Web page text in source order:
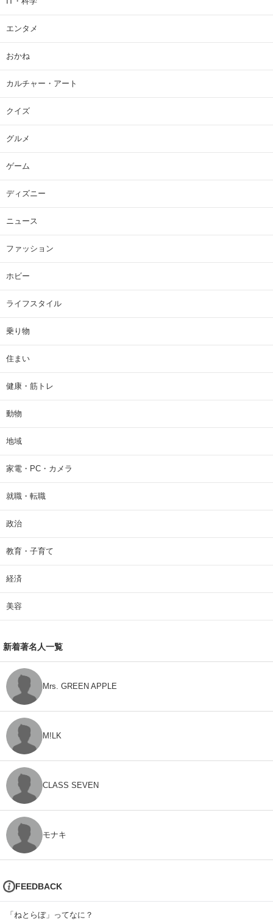
エンタメ
おかね
カルチャー・アート
クイズ
グルメ
ゲーム
ディズニー
ニュース
ファッション
ホビー
ライフスタイル
乗り物
住まい
健康・筋トレ
動物
地域
家電・PC・カメラ
就職・転職
政治
教育・子育て
経済
美容
新着著名人一覧
Mrs. GREEN APPLE
M!LK
CLASS SEVEN
モナキ
FEEDBACK
「ねとらぼ」ってなに？